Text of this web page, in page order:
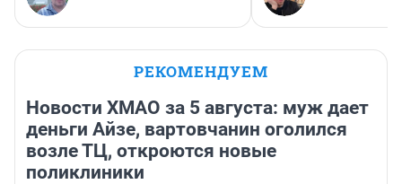
РЕКОМЕНДУЕМ
Новости ХМАО за 5 августа: муж дает
деньги Айзе, вартовчанин оголился
возле ТЦ, откроются новые
поликлиники